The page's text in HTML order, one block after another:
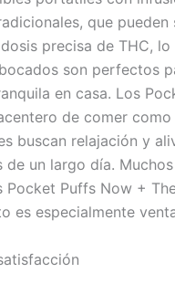
que
precisa de THC,
son perfectos
en casa. Los
de comer
buscan relajación y
un largo día.
Puffs Now +
especialmente